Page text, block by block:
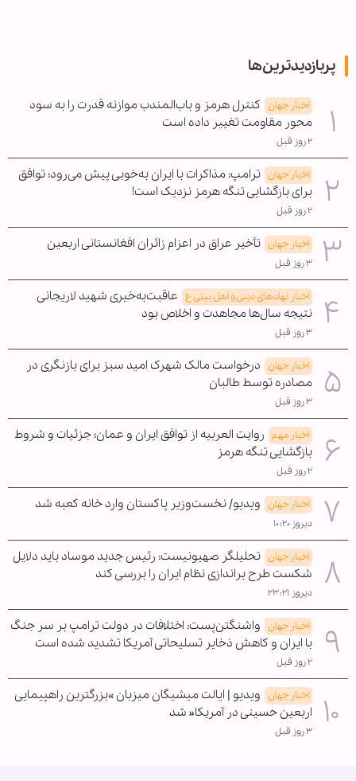
پربازدیدترین‌ها
اخبار جهان کنترل هرمز و باب‌المندب موازنه قدرت را به سود
محور مقاومت تغییر داده است
۲ روز قبل
اخبار جهان ترامپ: مذاکرات با ایران به‌خوبی پیش می‌رود؛ توافق
برای بازگشایی تنگه هرمز نزدیک است!
۲ روز قبل
اخبار جهان تأخیر عراق در اعزام زائران افغانستانی اربعین
۳ روز قبل
اخبار نهادهای دینی و اهل بیتی ع عاقبت‌به‌خیری شهید لاریجانی
نتیجه سال‌ها مجاهدت و اخلاص بود
۳ روز قبل
اخبار جهان درخواست مالک شهرک امید سبز برای بازنگری در
مصادره توسط طالبان
۳ روز قبل
اخبار مهم روایت العربیه از توافق ایران و عمان؛ جزئیات و شروط
بازگشایی تنگه هرمز
۲ روز قبل
اخبار جهان ویدیو/ نخست‌وزیر پاکستان وارد خانه کعبه شد
دیروز ۱۰:۲۰
اخبار جهان تحلیلگر صهیونیست: رئیس جدید موساد باید دلایل
شکست طرح براندازی نظام ایران را بررسی کند
دیروز ۲۳:۲۱
اخبار جهان واشنگتن‌پست: اختلافات در دولت ترامپ بر سر جنگ
با ایران و کاهش ذخایر تسلیحاتی آمریکا تشدید شده است
۲ روز قبل
اخبار جهان ویدیو | ایالت میشیگان میزبان »بزرگترین راهپیمایی
اربعین حسینی در آمریکا« شد
۳ روز قبل